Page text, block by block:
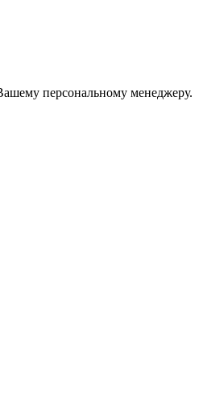
персональному менеджеру.